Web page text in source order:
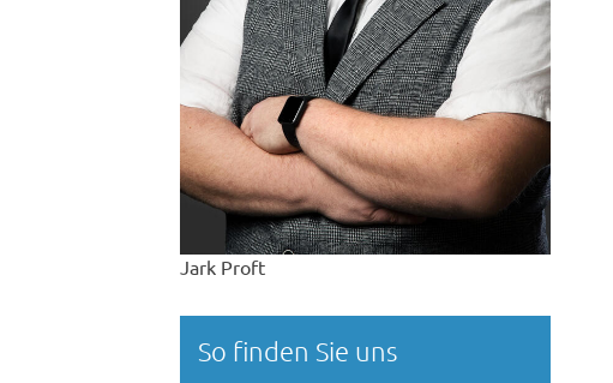
© Sven Wesche
Jark Proft
So finden Sie uns